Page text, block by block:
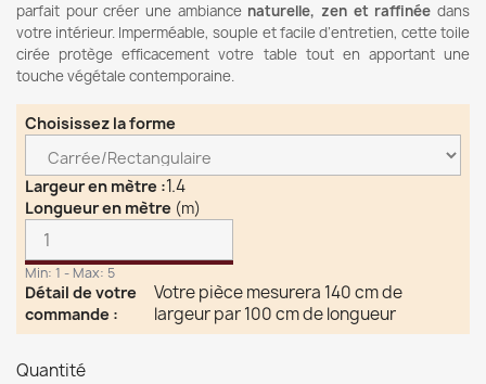
parfait pour créer une ambiance naturelle, zen et raffinée dans
votre intérieur. Imperméable, souple et facile d’entretien, cette toile
cirée protège efficacement votre table tout en apportant une
touche végétale contemporaine.
Choisissez la forme
Largeur en mètre :1.4
Longueur en mètre (m)
Min: 1 - Max: 5
Détail de votre
commande :
Votre pièce mesurera 140 cm de
largeur par 100 cm de longueur
Quantité